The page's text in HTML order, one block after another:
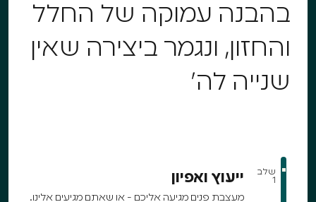
בהבנה עמוקה של החלל
והחזון, ונגמר ביצירה שאין
שנייה לה״
שלב
1
ייעוץ ואפיון
מעצבת פנים מגיעה אליכם - או שאתם מגיעים אלינו.